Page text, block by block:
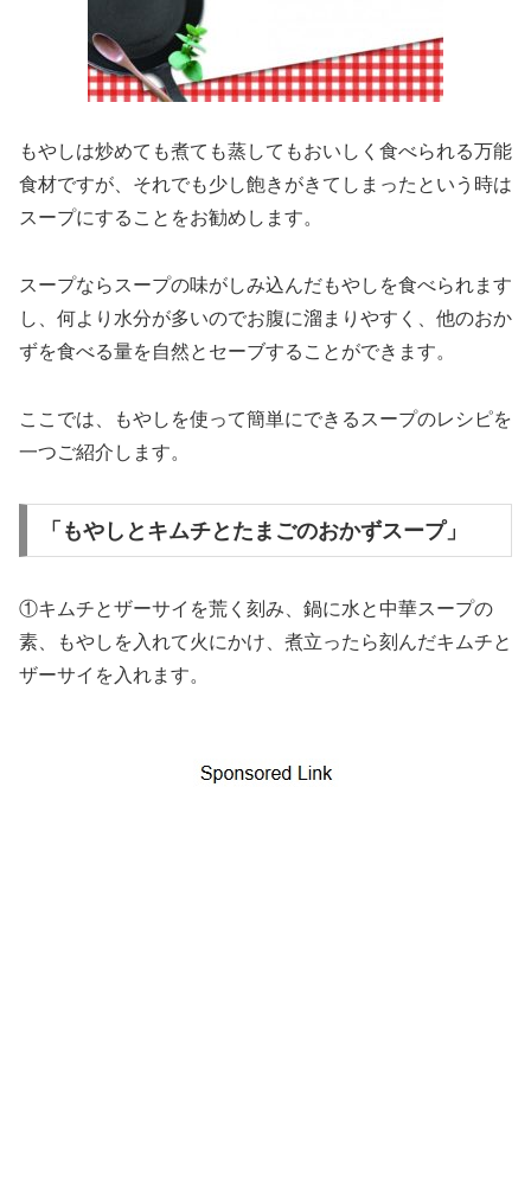
もやしは炒めても煮ても蒸してもおいしく食べられる万能
食材ですが、それでも少し飽きがきてしまったという時は
スープにすることをお勧めします。
スープならスープの味がしみ込んだもやしを食べられます
し、何より水分が多いのでお腹に溜まりやすく、他のおか
ずを食べる量を自然とセーブすることができます。
ここでは、もやしを使って簡単にできるスープのレシピを
一つご紹介します。
「もやしとキムチとたまごのおかずスープ」
①キムチとザーサイを荒く刻み、鍋に水と中華スープの
素、もやしを入れて火にかけ、煮立ったら刻んだキムチと
ザーサイを入れます。